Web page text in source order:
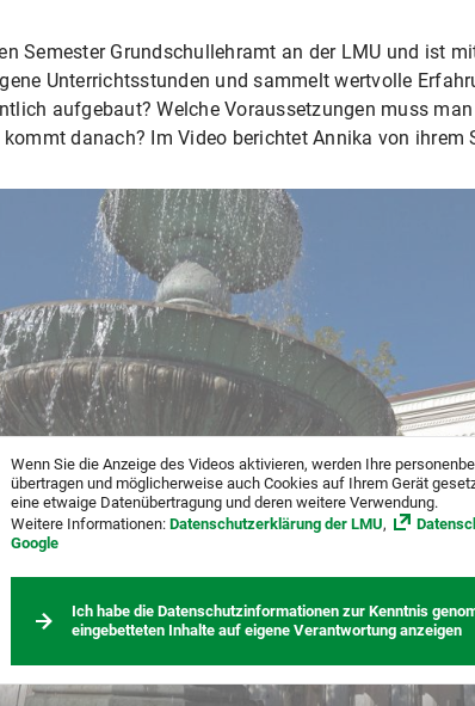
Semester Grundschullehramt an der LMU und ist
Unterrichtsstunden und sammelt wertvolle
aufgebaut? Welche Voraussetzungen muss
danach? Im Video berichtet Annika von
Wenn Sie die Anzeige des Videos aktivieren, werden Ihre
übertragen und möglicherweise auch Cookies auf Ihrem Gerät
eine etwaige Datenübertragung und deren weitere Verwendung.
Weitere Informationen:Datenschutzerklärung der LMU,
Google
Ich habe die Datenschutzinformationen zur Kenntnis
eingebetteten Inhalte auf eigene Verantwortung anzeigen